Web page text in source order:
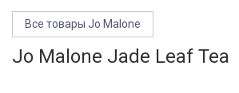
Все товары Jo Malone
Jo Malone Jade Leaf Tea